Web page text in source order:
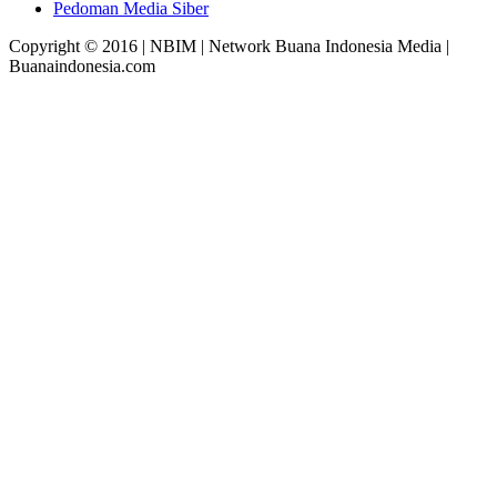
Pedoman Media Siber
Copyright © 2016 | NBIM | Network Buana Indonesia Media |
Buanaindonesia.com